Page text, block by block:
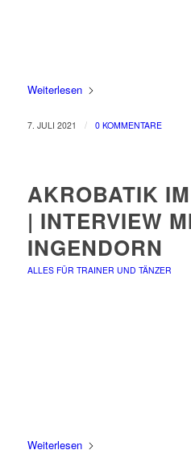
Weiterlesen
7. JULI 2021 / 0 KOMMENTARE
AKROBATIK
| INTERVIEW
INGENDORN
ALLES FÜR TRAINER UND TÄNZER
Weiterlesen